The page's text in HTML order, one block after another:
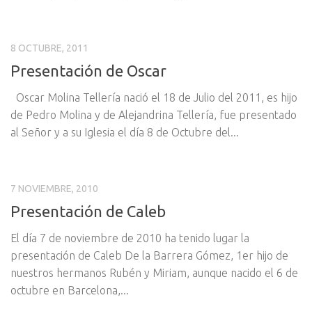
8 OCTUBRE, 2011
Presentación de Oscar
Oscar Molina Tellería nació el 18 de Julio del 2011, es hijo
de Pedro Molina y de Alejandrina Tellería, fue presentado
al Señor y a su Iglesia el día 8 de Octubre del...
7 NOVIEMBRE, 2010
Presentación de Caleb
El día 7 de noviembre de 2010 ha tenido lugar la
presentación de Caleb De la Barrera Gómez, 1er hijo de
nuestros hermanos Rubén y Miriam, aunque nacido el 6 de
octubre en Barcelona,...